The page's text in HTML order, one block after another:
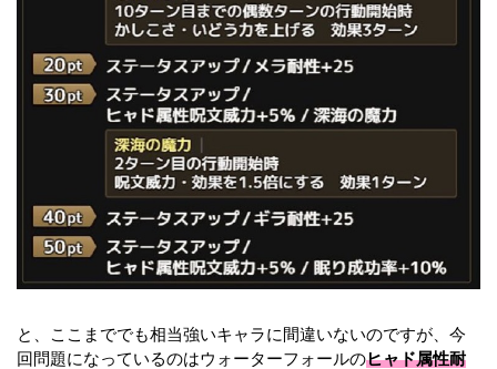
と、ここまででも相当強いキャラに間違いないのですが、今
回問題になっているのはウォーターフォールのヒャド属性耐